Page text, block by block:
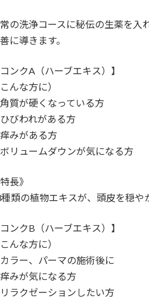
の洗浄コースに秘伝の生薬を入
に導きます。
コンクA（ハーブエキス）】
こんな方に）
質が硬くなっている方
びわれがある方
みがある方
リュームダウンが気になる方
特長》
類の植物エキスが、頭皮を穏や
コンクB（ハーブエキス）】
こんな方に）
ラー、パーマの施術後に
みが気になる方
ラクゼーションしたい方